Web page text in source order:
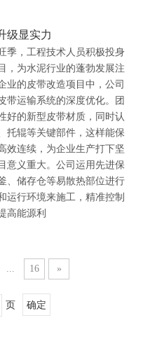
级显实力
季，工程技术人员积极投身
，为水泥行业的蓬勃发展注
业的皮带改造项目中，公司
带运输系统的深度优化。团
好的新型皮带材质，同时认
托辊等关键部件，这样能保
效连续，为企业生产打下坚
意义重大。公司运用先进保
、储存仓等易散热部位进行
运行环境来施工，精准控制
高能源利
... 16 »
页 确定